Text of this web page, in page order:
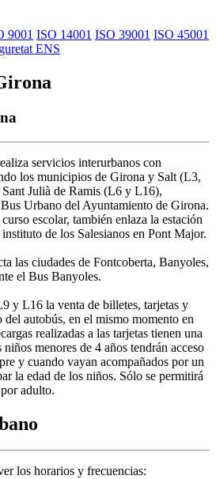
9001 ISO 14001 ISO 39001 ISO 45001
ENS
servicios interurbanos con
los municipios de Girona y Salt (L3,
Julià de Ramis (L6 y L16),
Urbano del Ayuntamiento de Girona.
escolar, también enlaza la estación
de los Salesianos en Pont Major.
las ciudades de Fontcoberta, Banyoles,
el Bus Banyoles.
y L16 la venta de billetes, tarjetas y
del autobús, en el mismo momento en
realizadas a las tarjetas tienen una
menores de 4 años tendrán acceso
y cuando vayan acompañados por un
la edad de los niños. Sólo se permitirá
adulto.
los horarios y frecuencias: